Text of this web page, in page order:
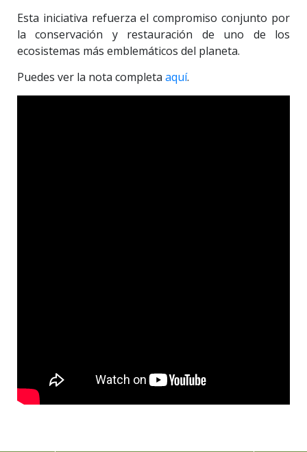
Esta iniciativa refuerza el compromiso conjunto por
la conservación y restauración de uno de los
ecosistemas más emblemáticos del planeta.
Puedes ver la nota completa aquí.